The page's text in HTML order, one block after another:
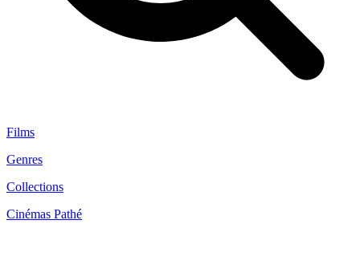
Films
Genres
Collections
Cinémas Pathé